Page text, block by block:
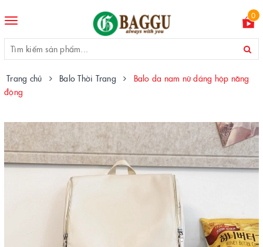
Toggle
0
Trang chủ Balo Thời Trang
Balo da nam nữ dáng hộp năng
động